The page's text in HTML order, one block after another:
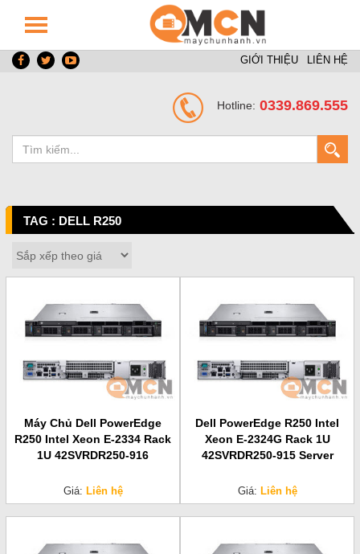
GIỚI THIỆU LIÊN HỆ
Hotline: 0339.869.555
TAG : DELL R250
Máy Chủ Dell PowerEdge
R250 Intel Xeon E-2334 Rack
1U 42SVRDR250-916
Giá: Liên hệ
Dell PowerEdge R250 Intel
Xeon E-2324G Rack 1U
42SVRDR250-915 Server
Giá: Liên hệ